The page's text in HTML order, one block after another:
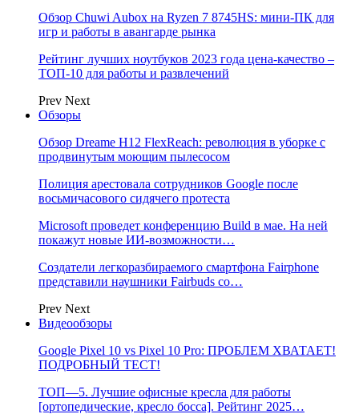
Обзор Chuwi Aubox на Ryzen 7 8745HS: мини-ПК для
игр и работы в авангарде рынка
Рейтинг лучших ноутбуков 2023 года цена-качество –
ТОП-10 для работы и развлечений
Prev Next
Обзоры
Обзор Dreame H12 FlexReach: революция в уборке с
продвинутым моющим пылесосом
Полиция арестовала сотрудников Google после
восьмичасового сидячего протеста
Microsoft проведет конференцию Build в мае. На ней
покажут новые ИИ-возможности…
Создатели легкоразбираемого смартфона Fairphone
представили наушники Fairbuds со…
Prev Next
Видеообзоры
Google Pixel 10 vs Pixel 10 Pro: ПРОБЛЕМ ХВАТАЕТ!
ПОДРОБНЫЙ ТЕСТ!
ТОП—5. Лучшие офисные кресла для работы
[ортопедические, кресло босса]. Рейтинг 2025…